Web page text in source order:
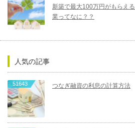
新築で最大100万円がもらえ
業ってなに？？
人気の記事
51643 つなぎ融資の利息の計算方法